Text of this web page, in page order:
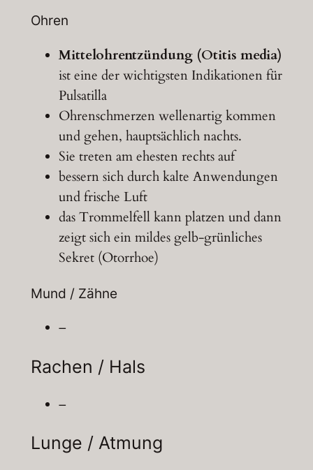
Ohren
Mittelohrentzündung (Otitis media)
ist eine der wichtigsten Indikationen für
Pulsatilla
Ohrenschmerzen wellenartig kommen
und gehen, hauptsächlich nachts.
Sie treten am ehesten rechts auf
bessern sich durch kalte Anwendungen
und frische Luft
das Trommelfell kann platzen und dann
zeigt sich ein mildes gelb-grünliches
Sekret (Otorrhoe)
Mund / Zähne
–
Rachen / Hals
–
Lunge / Atmung